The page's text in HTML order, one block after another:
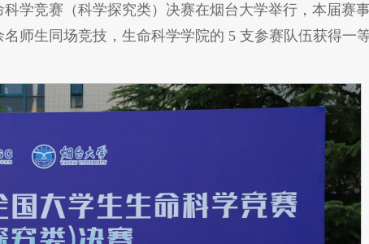
学竞赛（科学探究类）决赛在烟台大学举行，本届赛
师生同场竞技，生命科学学院的 5 支参赛队伍获得一